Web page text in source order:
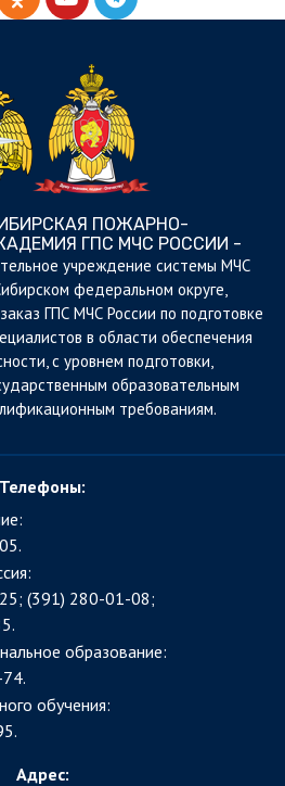
ПОЖАРНО-
ГПС МЧС РОССИИ -
учреждение системы МЧС
федеральном округе,
ГПС МЧС России по подготовке
в области обеспечения
с уровнем подготовки,
образовательным
требованиям.
Телефоны:
(391) 280-01-08;
образование:
обучения:
Адрес: